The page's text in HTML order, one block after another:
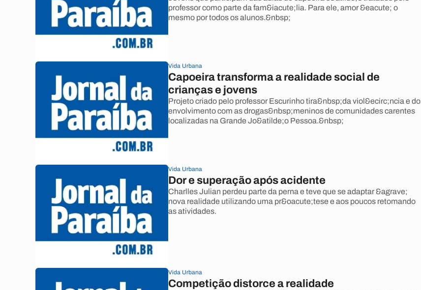
professor como parte da fam&iacute;lia. Para ele, amor &eacute; o
mesmo por todos os alunos.&nbsp;
Vida Urbana
Capoeira transforma a realidade social de
crianças e jovens
Projeto criado pelo professor Escurinho tira&nbsp;da viol&ecirc;ncia e do
envolvimento com as drogas&nbsp;meninos de comunidades carentes
localizadas na Grande Jo&atilde;o Pessoa.&nbsp;
Vida Urbana
Dor e superação após acidente
Charlles Julian perdeu parte da perna e teve que se adaptar &agrave;
nova realidade utilizando uma pr&oacute;tese e aos poucos retomando
as atividades.
Vida Urbana
Competição distorce a realidade